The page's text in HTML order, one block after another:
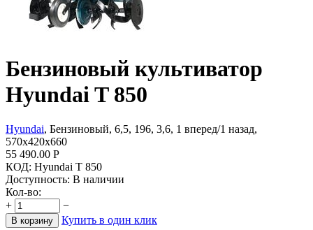
Бензиновый культиватор
Hyundai T 850
Hyundai, Бензиновый, 6,5, 196, 3,6, 1 вперед/1 назад,
570х420х660
55 490.00 Р
КОД: Hyundai T 850
Доступность: В наличии
Кол-во:
+
−
В корзину Купить в один клик